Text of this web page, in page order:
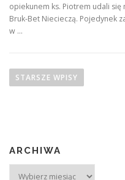
opiekunem ks. Piotrem udali się
Bruk-Bet Niecieczą. Pojedynek
w …
a
c
STARSZE WPISY
ARCHIWA